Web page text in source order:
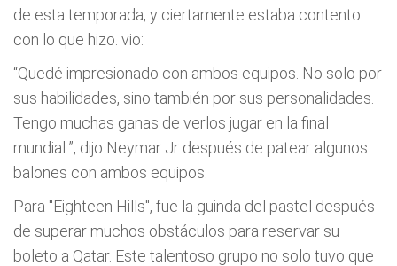
de esta temporada, y ciertamente estaba contento
con lo que hizo. vio:
“Quedé impresionado con ambos equipos. No solo por
sus habilidades, sino también por sus personalidades.
Tengo muchas ganas de verlos jugar en la final
mundial ”, dijo Neymar Jr después de patear algunos
balones con ambos equipos.
Para "Eighteen Hills", fue la guinda del pastel después
de superar muchos obstáculos para reservar su
boleto a Qatar. Este talentoso grupo no solo tuvo que